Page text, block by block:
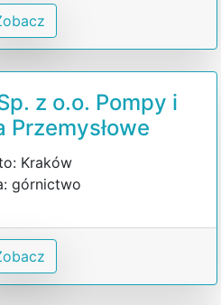
z o.o. Pompy i
Przemysłowe
Kraków
górnictwo